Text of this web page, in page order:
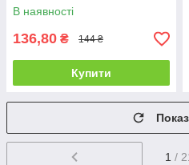
шт.
В наявності
136,80 ₴ 144 ₴
Купити
1 /